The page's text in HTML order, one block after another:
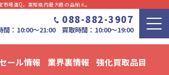
場満Q。⾼知県内最⼤級の品揃え。
088-882-3907
間：10:00〜21:00 買取時間：10:00～19:00
ール情報 業界裏情報 強化買取品目
・リユース情報 ブログ